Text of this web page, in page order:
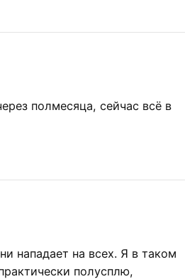
полмесяца, сейчас всё в
нападает на всех. Я в таком
полусплю,